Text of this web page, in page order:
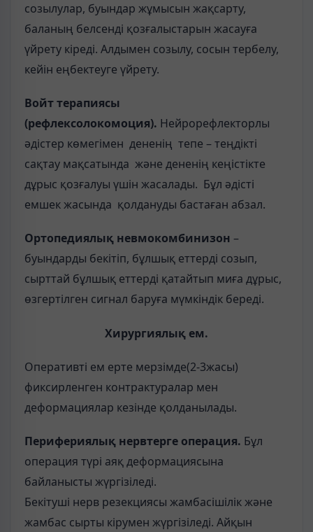
созылулар, буындар жұмысын жақсарту,
баланың белсенді қозғалыстарын жасауға
үйрету кіреді. Алдымен созылу, сосын тербелу,
кейін еңбектеуге үйрету.
Войт терапиясы
(рефлексолокомоция). Нейрорефлекторлы
әдістер көмегімен дененің тепе – теңдікті
сақтау мақсатында және дененің кеңістікте
дұрыс қозғалуы үшін жасалады. Бұл әдісті
емшек жасында қолдануды бастаған абзал.
Ортопедиялық невмокомбинизон –
буындарды бекітіп, бұлшық еттерді созып,
сырттай бұлшық еттерді қатайтып миға дұрыс,
өзгертілген сигнал баруға мүмкіндік береді.
Хирургиялық ем.
Оперативті ем ерте мерзімде(2-3жасы)
фиксирленген контрактуралар мен
деформациялар кезінде қолданылады.
Перифериялық нервтерге операция. Бұл
операция түрі аяқ деформациясына
байланысты жүргізіледі.
Бекітуші нерв резекциясы жамбасішілік және
жамбас сырты кірумен жүргізіледі. Айқын